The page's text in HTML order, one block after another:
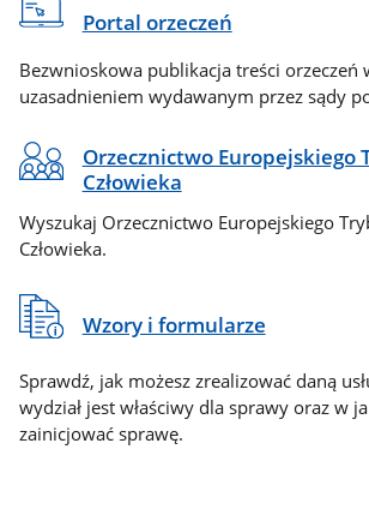
Portal orzeczeń
Bezwnioskowa publikacja treści orzeczeń
uzasadnieniem wydawanym przez sądy
Orzecznictwo Europejskiego
Człowieka
Wyszukaj Orzecznictwo Europejskiego
Człowieka.
Wzory i formularze
Sprawdź, jak możesz zrealizować daną
wydział jest właściwy dla sprawy oraz w
zainicjować sprawę.